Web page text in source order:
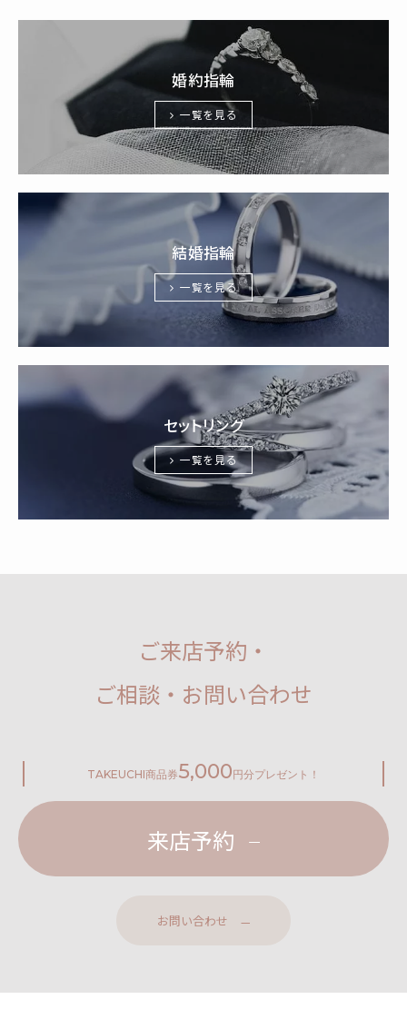
婚約指輪
一覧を見る
結婚指輪
一覧を見る
セットリング
一覧を見る
ご来店予約・
ご相談・お問い合わせ
TAKEUCHI商品券5,000円分プレゼント！
来店予約
お問い合わせ